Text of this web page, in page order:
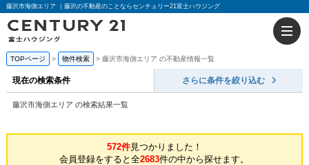
藤沢市海側エリア ｜藤沢の不動産のことならセンチュリー21富士ハウジング
TOPページ 物件検索 藤沢市海側エリア の不動産情報一覧
現在の検索条件 さらに条件を絞り込む
藤沢市海側エリア の検索結果一覧
572件見つかりました！
会員登録をすると全2683件の中から探せます。